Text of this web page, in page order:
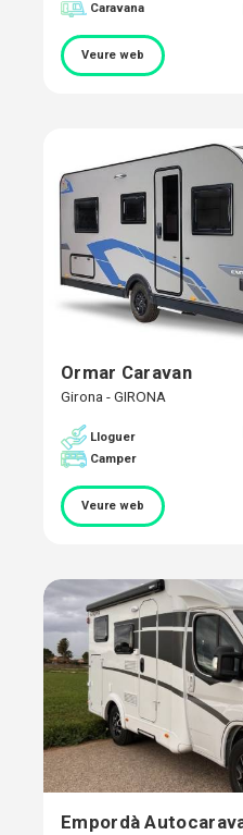
Caravana
Veure web
Ormar Caravan
Girona - GIRONA
Lloguer
Camper
Veure web
Empordà